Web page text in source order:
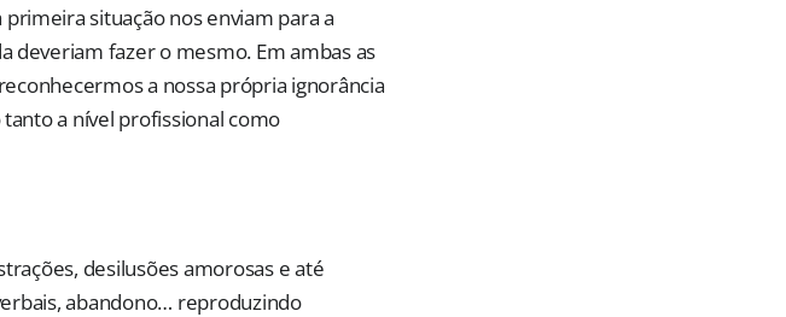
situação nos enviam para a
deveriam fazer o mesmo. Em ambas as
a nossa própria ignorância
a nível profissional como
desilusões amorosas e até
abandono… reproduzindo